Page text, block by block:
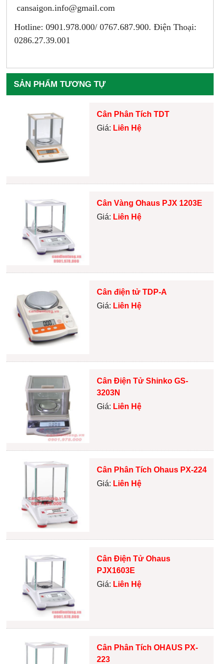
cansaigon.info@gmail.com
Hotline: 0901.978.000/ 0767.687.900. Điện Thoại:
0286.27.39.001
SẢN PHẨM TƯƠNG TỰ
Cân Phân Tích TDT
Giá: Liên Hệ
Cân Vàng Ohaus PJX 1203E
Giá: Liên Hệ
Cân điện tử TDP-A
Giá: Liên Hệ
Cân Điện Tử Shinko GS-
3203N
Giá: Liên Hệ
Cân Phân Tích Ohaus PX-224
Giá: Liên Hệ
Cân Điện Tử Ohaus
PJX1603E
Giá: Liên Hệ
Cân Phân Tích OHAUS PX-
223